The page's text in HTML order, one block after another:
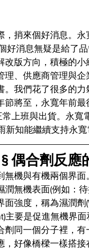
，捎來個好消息。永
好消息無疑是給了
改版方向，積極的
理、供應商管理與
。我們花了很多的
節將至，永寬年前
常上班與出貨。永
新知能繼續支持永
偶合劑反應
無機與有機兩個界
潤無機表面(例如：
面強度，稱為濕潤劑
主要是促進無機界
劑同一個分子裡，
，好像橋樑一樣搭